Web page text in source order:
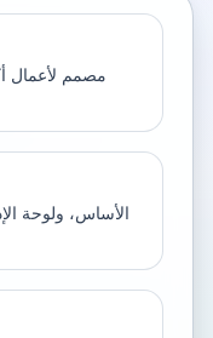
مصمم لأعمال
الأساس، ولوحة